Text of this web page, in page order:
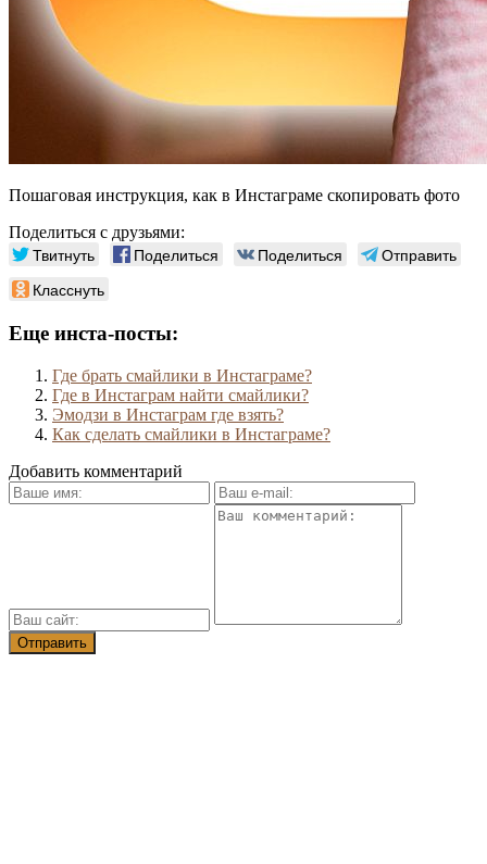
Пошаговая инструкция, как в Инстаграме скопировать фото
Поделиться с друзьями:
Твитнуть Поделиться Поделиться
Отправить
Класснуть
Еще инста-посты:
Где брать смайлики в Инстаграме?
Где в Инстаграм найти смайлики?
Эмодзи в Инстаграм где взять?
Как сделать смайлики в Инстаграме?
Добавить комментарий